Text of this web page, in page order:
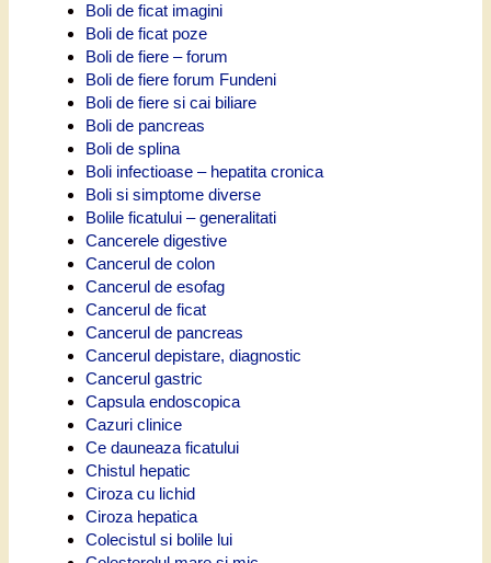
Boli de ficat imagini
Boli de ficat poze
Boli de fiere – forum
Boli de fiere forum Fundeni
Boli de fiere si cai biliare
Boli de pancreas
Boli de splina
Boli infectioase – hepatita cronica
Boli si simptome diverse
Bolile ficatului – generalitati
Cancerele digestive
Cancerul de colon
Cancerul de esofag
Cancerul de ficat
Cancerul de pancreas
Cancerul depistare, diagnostic
Cancerul gastric
Capsula endoscopica
Cazuri clinice
Ce dauneaza ficatului
Chistul hepatic
Ciroza cu lichid
Ciroza hepatica
Colecistul si bolile lui